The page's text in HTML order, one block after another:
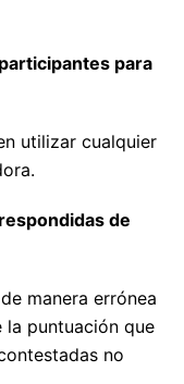
para
utilizar cualquier
de
manera errónea
la puntuación que
no